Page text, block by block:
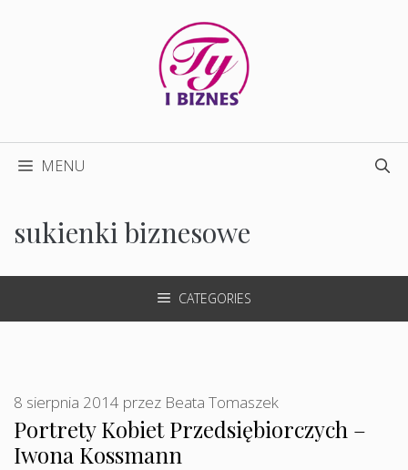
MENU
sukienki biznesowe
CATEGORIES
Portrety Kobiet Przedsiębiorczych –
Iwona Kossmann
8 sierpnia 2014 przez Beata Tomaszek